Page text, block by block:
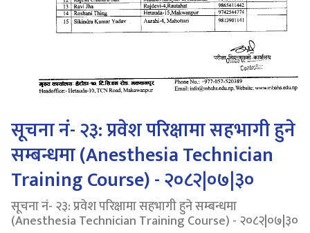
सूचना नं- २३: प्रवेश परिक्षामा सहभागी हुने
सम्बन्धमा (Anesthesia Technician
Training Course) - २०८२|०७|३०
सूचना नं- २३: प्रवेश परिक्षामा सहभागी हुने सम्बन्धमा
(Anesthesia Technician Training Course) - २०८२|०७|३०